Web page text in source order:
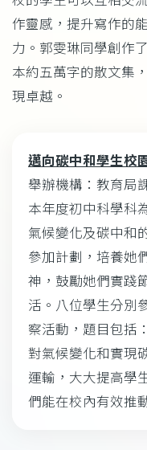
作靈感，提升寫作的能
力。郭雯琳同學創作
本約五萬字的散文集
現卓越。
邁向碳中和學生
舉辦機構：教育局
本年度初中科學科
氣候變化及碳中和
參加計劃，培養她
神，鼓勵她們實踐
活。八位學生分別
察活動，題目包括
對氣候變化和實現
運輸，大大提高學
們能在校內有效推